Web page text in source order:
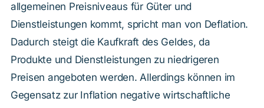
allgemeinen Preisniveaus für Güter und
Dienstleistungen kommt, spricht man von Deflation.
Dadurch steigt die Kaufkraft des Geldes, da
Produkte und Dienstleistungen zu niedrigeren
Preisen angeboten werden. Allerdings können im
Gegensatz zur Inflation negative wirtschaftliche